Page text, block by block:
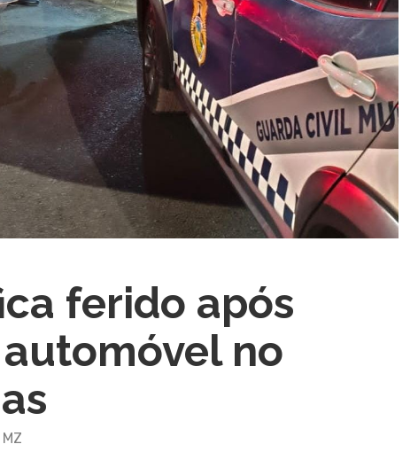
ferido após
no